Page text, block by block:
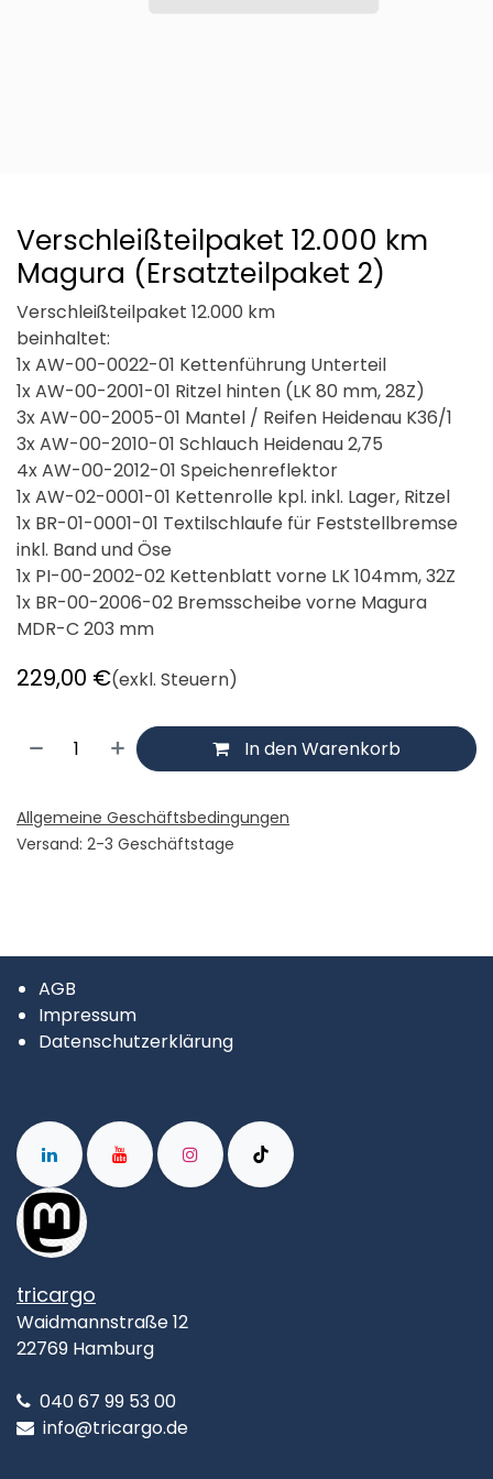
Verschleißteilpaket 12.000 km
Magura (Ersatzteilpaket 2)
Verschleißteilpaket 12.000 km
beinhaltet:
1x AW-00-0022-01 Kettenführung Unterteil
1x AW-00-2001-01 Ritzel hinten (LK 80 mm, 28Z)
3x AW-00-2005-01 Mantel / Reifen Heidenau K36/1
3x AW-00-2010-01 Schlauch Heidenau 2,75
4x AW-00-2012-01 Speichenreflektor
1x AW-02-0001-01 Kettenrolle kpl. inkl. Lager, Ritzel
1x BR-01-0001-01 Textilschlaufe für Feststellbremse
inkl. Band und Öse
1x PI-00-2002-02 Kettenblatt vorne LK 104mm, 32Z
1x BR-00-2006-02 Bremsscheibe vorne Magura
MDR-C 203 mm
229,00 €(exkl. Steuern)
In den Warenkorb
Allgemeine Geschäftsbedingungen
Versand: 2-3 Geschäftstage
AGB
Impressum
Datenschutzerklärung
tricargo
Waidmannstraße 12
22769 Hamburg
040 67 99 53 00
info@tricargo.de